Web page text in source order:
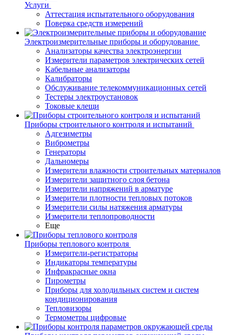
Услуги
Аттестация испытательного оборудования
Поверка средств измерений
Электроизмерительные приборы и оборудование
Анализаторы качества электроэнергии
Измерители параметров электрических сетей
Кабельные анализаторы
Калибраторы
Обслуживание телекоммуникационных сетей
Тестеры электроустановок
Токовые клещи
Приборы строительного контроля и испытаний
Адгезиметры
Виброметры
Генераторы
Дальномеры
Измерители влажности строительных материалов
Измерители защитного слоя бетона
Измерители напряжений в арматуре
Измерители плотности тепловых потоков
Измерители силы натяжения арматуры
Измерители теплопроводности
Еще
Приборы теплового контроля
Измерители-регистраторы
Индикаторы температуры
Инфракрасные окна
Пирометры
Приборы для холодильных систем и систем
кондиционирования
Тепловизоры
Термометры цифровые